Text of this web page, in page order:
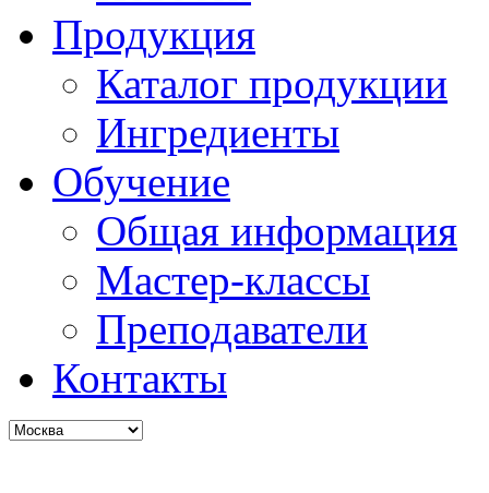
Продукция
Каталог продукции
Ингредиенты
Обучение
Общая информация
Мастер-классы
Преподаватели
Контакты